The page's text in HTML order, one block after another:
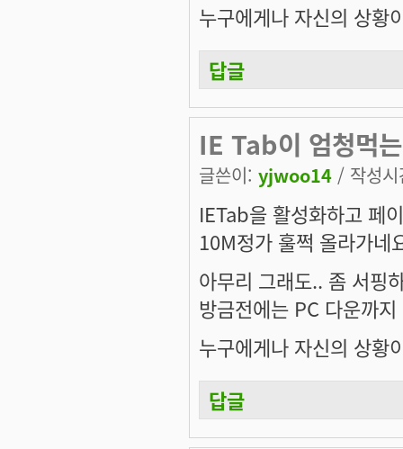
누구에게나 자신의 상황
답글
IE Tab이 엄청먹
글쓴이: yjwoo14 / 작성
IETab을 활성화하고 페
10M정가 훌쩍 올라가네
아무리 그래도.. 좀 서핑
방금전에는 PC 다운까
누구에게나 자신의 상황
답글